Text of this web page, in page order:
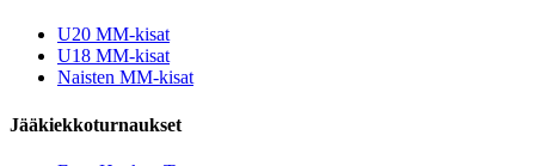
U20 MM-kisat
U18 MM-kisat
Naisten MM-kisat
Jääkiekkoturnaukset